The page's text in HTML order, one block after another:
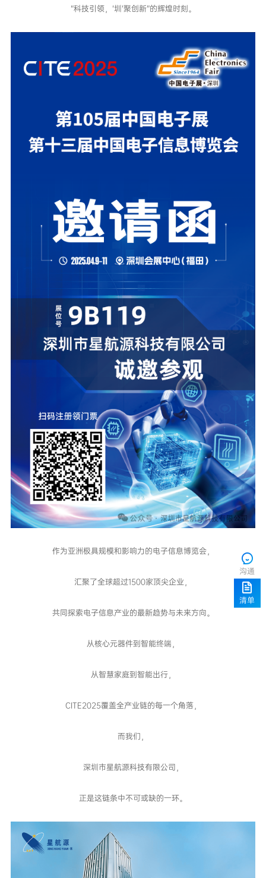
“科技引领，‘圳’聚创新”的辉煌时刻。
作为亚洲极具规模和影响力的电子信息博览会，
汇聚了全球超过1500家顶尖企业，
共同探索电子信息产业的最新趋势与未来方向。
从核心元器件到智能终端，
从智慧家庭到智能出行，
CITE2025覆盖全产业链的每一个角落，
而我们，
深圳市星航源科技有限公司，
正是这链条中不可或缺的一环。
沟通
清单